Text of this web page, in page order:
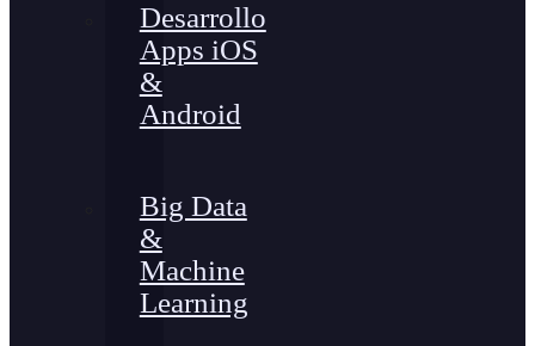
Desarrollo
Apps iOS
&
Android
Big Data
&
Machine
Learning